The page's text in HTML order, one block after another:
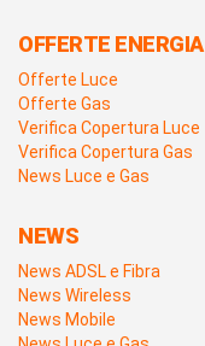
OFFERTE ENERGIA
Offerte Luce
Offerte Gas
Verifica Copertura Luce
Verifica Copertura Gas
News Luce e Gas
NEWS
News ADSL e Fibra
News Wireless
News Mobile